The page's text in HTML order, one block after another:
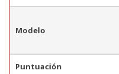
Modelo
Puntuación